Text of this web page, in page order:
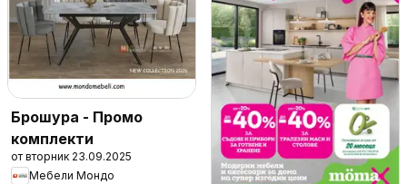
Брошура - Промо
комплекти
от вторник 23.09.2025
Мебели Мондо